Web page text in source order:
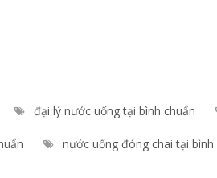
đại lý nước uống tại bình chuẩn
nước uống đóng chai tại bình